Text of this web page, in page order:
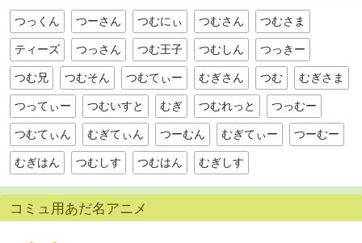
つっくん つーさん つむにぃ つむさん つむさま
ティーズ つっさん つむ王子 つむしん つっきー
つむ兄 つむそん つむてぃー むぎさん つむ むぎさま
つってぃー つむいすと むぎ つむれっと つっむー
つむてぃん むぎてぃん つーむん むぎてぃー つーむー
むぎはん つむしす つむはん むぎしす
コミュ用あだ名アニメ